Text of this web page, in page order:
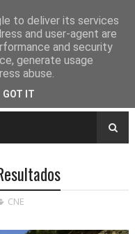
CNE
to deliver its services
and user-agent are
and security
generate usage
abuse.
GOT IT